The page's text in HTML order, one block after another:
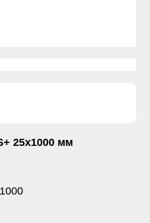
25х1000 мм